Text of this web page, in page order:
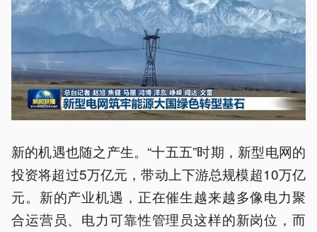
新的机遇也随之产生。“十五五”时期，新型电网的
投资将超过5万亿元，带动上下游总规模超10万亿
元。新的产业机遇，正在催生越来越多像电力聚
合运营员、电力可靠性管理员这样的新岗位，而